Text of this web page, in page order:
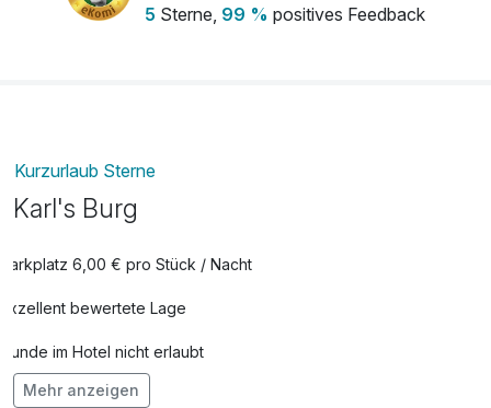
5 Sterne, 99 % positives Feedback
Kurzurlaub Sterne
Karl's Burg
Parkplatz 6,00 € pro Stück / Nacht
Exzellent bewertete Lage
Hunde im Hotel nicht erlaubt
Kostenloses W-LAN
Mehr anzeigen